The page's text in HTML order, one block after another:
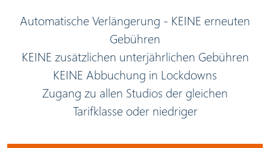
Automatische Verlängerung - KEINE erneuten
Gebühren
KEINE zusätzlichen unterjährlichen Gebühren
KEINE Abbuchung in Lockdowns
Zugang zu allen Studios der gleichen
Tarifklasse oder niedriger